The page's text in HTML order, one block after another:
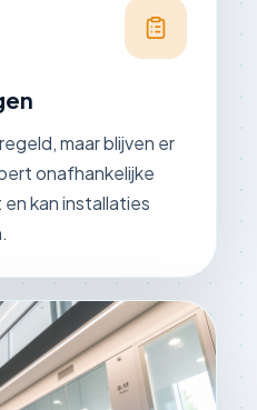
maar blijven er
onafhankelijke
kan installaties